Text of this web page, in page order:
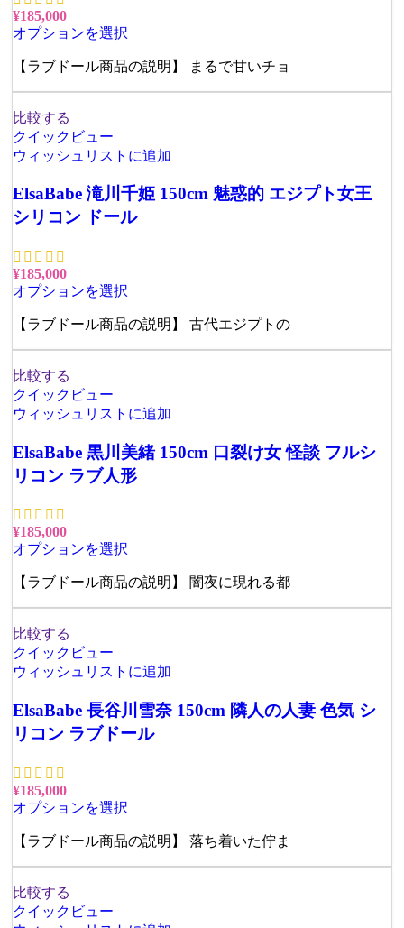
¥185,000
オプションを選択
【ラブドール商品の説明】 まるで甘いチョ
比較する
クイックビュー
ウィッシュリストに追加
ElsaBabe 滝川千姫 150cm 魅惑的 エジプト女王
シリコン ドール
¥185,000
オプションを選択
【ラブドール商品の説明】 古代エジプトの
比較する
クイックビュー
ウィッシュリストに追加
ElsaBabe 黒川美緒 150cm 口裂け女 怪談 フルシ
リコン ラブ人形
¥185,000
オプションを選択
【ラブドール商品の説明】 闇夜に現れる都
比較する
クイックビュー
ウィッシュリストに追加
ElsaBabe 長谷川雪奈 150cm 隣人の人妻 色気 シ
リコン ラブドール
¥185,000
オプションを選択
【ラブドール商品の説明】 落ち着いた佇ま
比較する
クイックビュー